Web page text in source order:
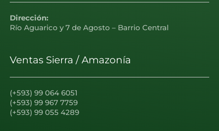
Dirección:
Río Aguarico y 7 de Agosto – Barrio Central
Ventas Sierra / Amazonía
(+593) 99 064 6051
(+593) 99 967 7759
(+593) 99 055 4289